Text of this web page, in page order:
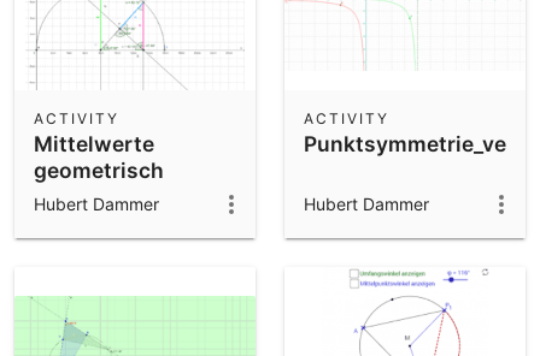
Mittelwerte
geometrisch
erklärt- arithm. -
harmonisch
ACTIVITY
Hubert Dammer
ACTIVITY
Hubert Dammer